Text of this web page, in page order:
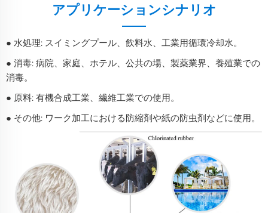
アプリケーションシナリオ
● 水処理: スイミングプール、飲料水、工業用循環冷却水。
● 消毒: 病院、家庭、ホテル、公共の場、製薬業界、養殖業での
消毒。
● 原料: 有機合成工業、繊維工業での使用。
● その他: ワーク加工における防縮剤や紙の防虫剤などに使用。